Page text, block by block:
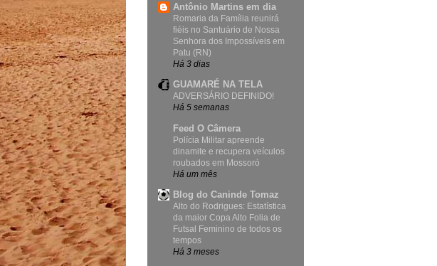
Antônio Martins em dia
Romaria da Família reunirá
fiéis no Santuário de Nossa
Senhora dos Impossíveis em
Patu (RN)
Há 3 dias
GUAMARÉ NA TELA
ADVERSÁRIO DEFINIDO!
Há 5 semanas
Feed O Câmera
Polícia Militar apreende
dinamite e recupera veículos
roubados em Mossoró
Há um mês
Blog do Caninde Tomaz
Alto do Rodrigues: Estatística
da maior Copa Alto Folia de
Futsal Feminino de todos os
tempos
Há 3 meses